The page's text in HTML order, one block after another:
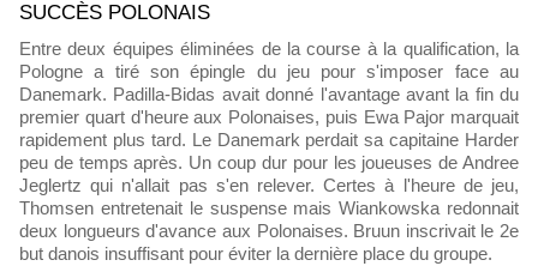
SUCCÈS POLONAIS
Entre deux équipes éliminées de la course à la qualification, la
Pologne a tiré son épingle du jeu pour s'imposer face au
Danemark. Padilla-Bidas avait donné l'avantage avant la fin du
premier quart d'heure aux Polonaises, puis Ewa Pajor marquait
rapidement plus tard. Le Danemark perdait sa capitaine Harder
peu de temps après. Un coup dur pour les joueuses de Andree
Jeglertz qui n'allait pas s'en relever. Certes à l'heure de jeu,
Thomsen entretenait le suspense mais Wiankowska redonnait
deux longueurs d'avance aux Polonaises. Bruun inscrivait le 2e
but danois insuffisant pour éviter la dernière place du groupe.